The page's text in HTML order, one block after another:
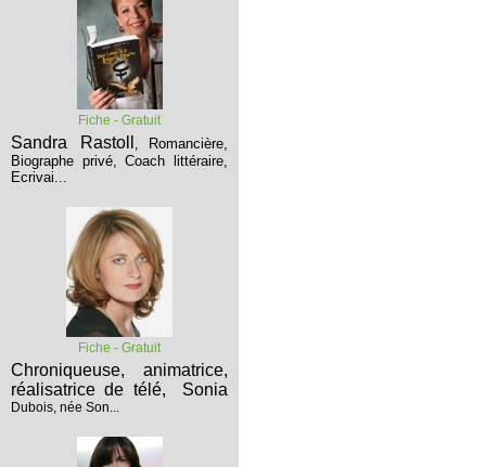
Fiche - Gratuit
Sandra Rastoll ,
Romancière,
Biographe privé, Coach littéraire,
Ecrivai...
Fiche - Gratuit
Chroniqueuse, animatrice,
réalisatrice de télé,
Sonia
Dubois, née Son...